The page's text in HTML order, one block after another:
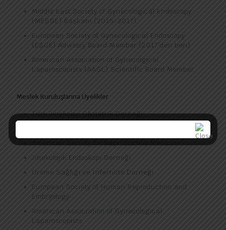
Middle East Society of Gynecological Endoscopy
(MESGE) Başkanı (2015-2017)
European Society of Gynecological Endoscopy
(ESGE) Advisory Board Member (2017’den beri)
American Association of Gynecolgical
Laparoscopists (AAGL) Scientific Board Member
Meslek Kuruluşlarına Üyelikler
Türk Jinekoloji Obstetrik Derneği
Jinekolojik Endoskopi Derneği
Üreme Sağlığı ve İnfertilite Derneği
European Society of Human Reproduction and
Embryology
American Association of Gynecological
Laparoscopists